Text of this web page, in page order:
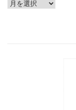
Archives